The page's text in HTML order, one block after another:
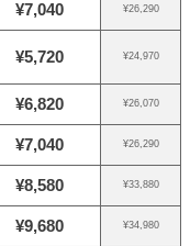
¥7,040 ¥26,290
¥5,720 ¥24,970
¥6,820 ¥26,070
¥7,040 ¥26,290
¥8,580 ¥33,880
¥9,680 ¥34,980